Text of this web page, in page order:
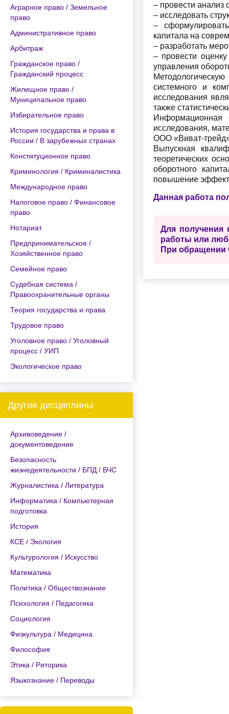
Аграрное право / Земельное
право
Административное право
Арбитраж
Гражданское право /
Гражданский процесс
Жилищное право /
Муниципальное право
Избирательное право
История государства и права в
России / В зарубежных странах
Конституционное право
Криминология / Криминалистика
Международное право
Налоговое право / Финансовое
право
Нотариат
Предпринимательское /
Хозяйственное право
Семейное право
Судебная система /
Правоохранительные органы
Теория государства и права
Трудовое право
Уголовное право / Уголовный
процесс / УИП
Экологическое право
Другие дисциплины
Архивоведение /
документоведение
Безопасность
жизнедеятельности / БПД / БЧС
Журналистика / Литература
Информатика / Компьютерная
подготовка
История
КСЕ / Экология
Культурология / Искусство
Математика
Политика / Обществознание
Психология / Педагогика
Социология
Физкультура / Медицина
Философия
Этика / Риторика
Языкознание / Переводы
– провести
– исследовать
–
капитала на
– разработать
– провести
управления
системного и
исследования
также
Информационная
исследования,
ООО «Виват-
Выпускная
теоретических
оборотного
повышение
Данная работа
Для получения
работы или
При обращении